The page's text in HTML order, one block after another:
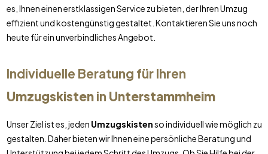
es, Ihnen einen erstklassigen Service zu bieten, der Ihren Umzug
effizient und kostengünstig gestaltet. Kontaktieren Sie uns noch
heute für ein unverbindliches Angebot.
Individuelle Beratung für Ihren
Umzugskistenin Unterstammheim
Unser Ziel ist es, jeden Umzugskistenso individuell wie möglich zu
gestalten. Daher bieten wir Ihnen eine persönliche Beratung und